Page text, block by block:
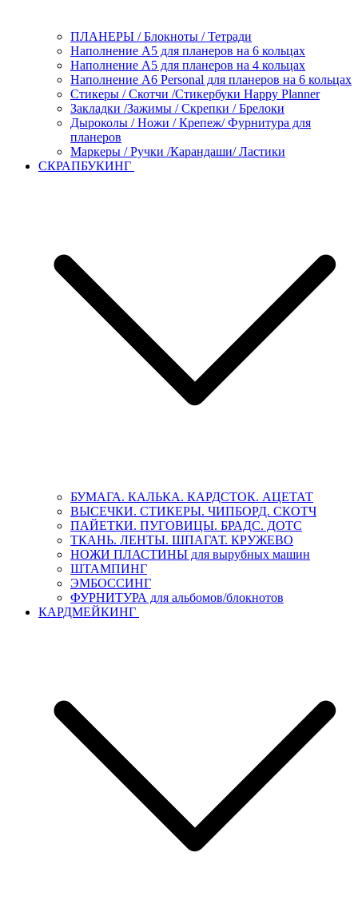
ПЛАНЕРЫ / Блокноты / Тетради
Наполнение А5 для планеров на 6 кольцах
Наполнение А5 для планеров на 4 кольцах
Наполнение А6 Personal для планеров на 6 кольцах
Стикеры / Скотчи /Стикербуки Happy Planner
Закладки /Зажимы / Скрепки / Брелоки
Дыроколы / Ножи / Крепеж/ Фурнитура для
планеров
Маркеры / Ручки /Карандаши/ Ластики
СКРАПБУКИНГ
БУМАГА. КАЛЬКА. КАРДСТОК. АЦЕТАТ
ВЫСЕЧКИ. СТИКЕРЫ. ЧИПБОРД. СКОТЧ
ПАЙЕТКИ. ПУГОВИЦЫ. БРАДС. ДОТС
ТКАНЬ. ЛЕНТЫ. ШПАГАТ. КРУЖЕВО
НОЖИ ПЛАСТИНЫ для вырубных машин
ШТАМПИНГ
ЭМБОССИНГ
ФУРНИТУРА для альбомов/блокнотов
КАРДМЕЙКИНГ